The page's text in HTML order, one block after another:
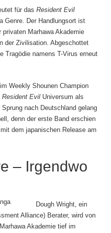
für dasResident Evil
Genre. Der Handlungsort ist
privaten Marhawa Akademie
der Zivilisation. Abgeschottet
Tragödie namens T-Virus erneut
Weekly Shounen Champion
Resident Evil Universum als
Sprung nach Deutschland gelang
denn der erste Band erschien
dem japanischen Release am
– Irgendwo
Dough Wright, ein
Alliance) Berater, wird von
Akademie tief im